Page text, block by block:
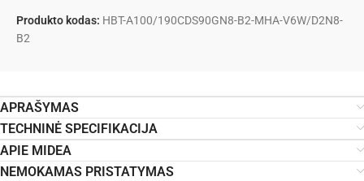
Produkto kodas: HBT-A100/190CDS90GN8-B2-MHA-V6W/D2N8-
B2
APRAŠYMAS
TECHNINĖ SPECIFIKACIJA
APIE MIDEA
NEMOKAMAS PRISTATYMAS